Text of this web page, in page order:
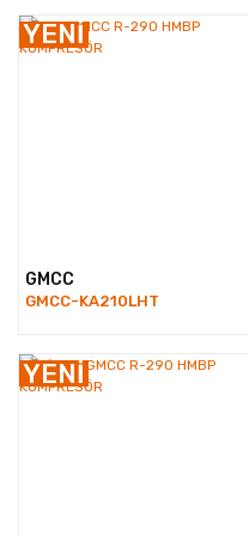
YENİ
GMCC
GMCC-KA210LHT
YENİ